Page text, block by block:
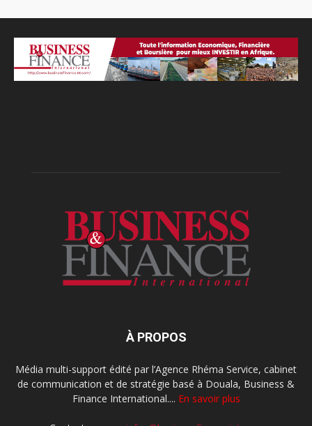
À PROPOS
Média multi-support édité par l’Agence Rhéma Service, cabinet
de communication et de stratégie basé à Douala, Business &
Finance International.... En savoir plus